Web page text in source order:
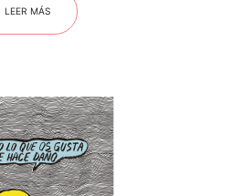
LEER MÁS